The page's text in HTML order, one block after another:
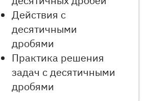
Действия с
десятичными
дробями
Практика решения
задач с десятичными
дробями